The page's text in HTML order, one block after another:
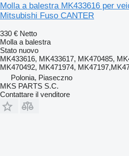
Molla a balestra MK433616 per
Mitsubishi Fuso CANTER
330 € Netto
Molla a balestra
Stato nuovo
MK433616, MK433617, MK470485,
MK470492, MK471974,
Polonia, Piaseczno
MKS PARTS S.C.
Contattare il venditore